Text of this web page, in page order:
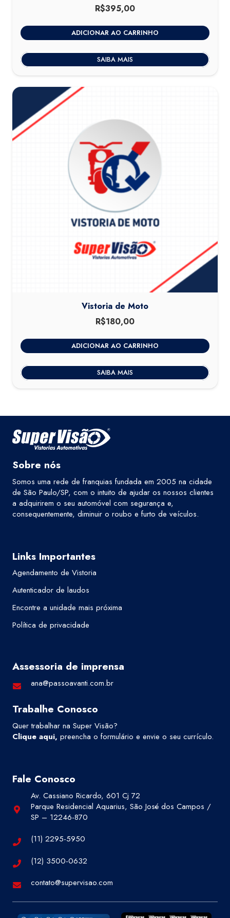
R$395,00
ADICIONAR AO CARRINHO
SAIBA MAIS
Vistoria de Moto
R$180,00
ADICIONAR AO CARRINHO
SAIBA MAIS
Sobre nós
Somos uma rede de franquias fundada em 2005 na cidade
de São Paulo/SP, com o intuito de ajudar os nossos clientes
a adquirirem o seu automóvel com segurança e,
consequentemente, diminuir o roubo e furto de veículos.
Links Importantes
Agendamento de Vistoria
Autenticador de laudos
Encontre a unidade mais próxima
Política de privacidade
Assessoria de imprensa
ana@passoavanti.com.br
Trabalhe Conosco
Quer trabalhar na Super Visão?
Clique aqui, preencha o formulário e envie o seu currículo.
Fale Conosco
Av. Cassiano Ricardo, 601 Cj 72
Parque Residencial Aquarius, São José dos Campos /
SP – 12246-870
(11) 2295-5950
(12) 3500-0632
contato@supervisao.com